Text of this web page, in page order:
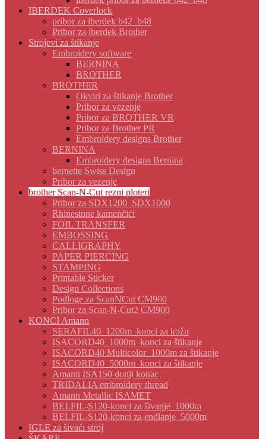
IBERDEK Coverlock
pribor za iberdek b42_b48
Pribor za iberdek Brother
Strojevi za štikanje
Embroidery software
BERNINA
BROTHER
BROTHER
Okviri za štikanje Brother
Pribor za vezenje
Pribor za BROTHER VR
Pribor za Brother PR
Embroidery designs Brother
BERNINA
Embroidery designs Bernina
bernette Swiss Design
Pribor za vezenje
brother Scan-N-Cut rezni ploteri
Pribor za SDX1200_SDX1000
Rhinestone kamenčići
FOIL TRANSFER
EMBOSSING
CALLIGRAPHY
PAPER PIERCING
STAMPING
Printable Sticker
Design Collections
Podloge za ScanNCut CM900
Pribor za Scan-N-Cut2 CM900
KONCI Amann
SERAFIL40_1200m_konci za kožu
ISACORD40_1000m_konci za štikanje
ISACORD40 Multicolor_1000m za štikanje
ISACORD40_5000m_konci za štikanje
Amann ISA150 donji konac
TRIDALIA embroidery thread
Amann Metallic ISAMET
BELFIL-S120-konci za šivanje_1000m
BELFIL-S120-konci za endlanje_5000m
IGLE za šivaći stroj